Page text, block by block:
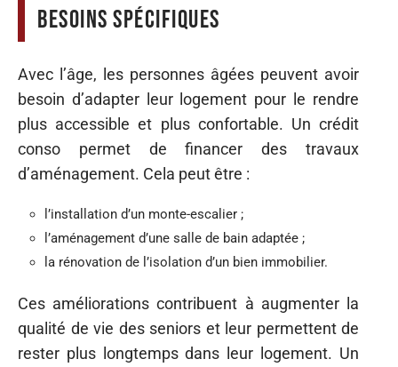
besoins spécifiques
Avec l’âge, les personnes âgées peuvent avoir
besoin d’adapter leur logement pour le rendre
plus accessible et plus confortable. Un crédit
conso permet de financer des travaux
d’aménagement. Cela peut être :
l’installation d’un monte-escalier ;
l’aménagement d’une salle de bain adaptée ;
la rénovation de l’isolation d’un bien immobilier.
Ces améliorations contribuent à augmenter la
qualité de vie des seniors et leur permettent de
rester plus longtemps dans leur logement. Un